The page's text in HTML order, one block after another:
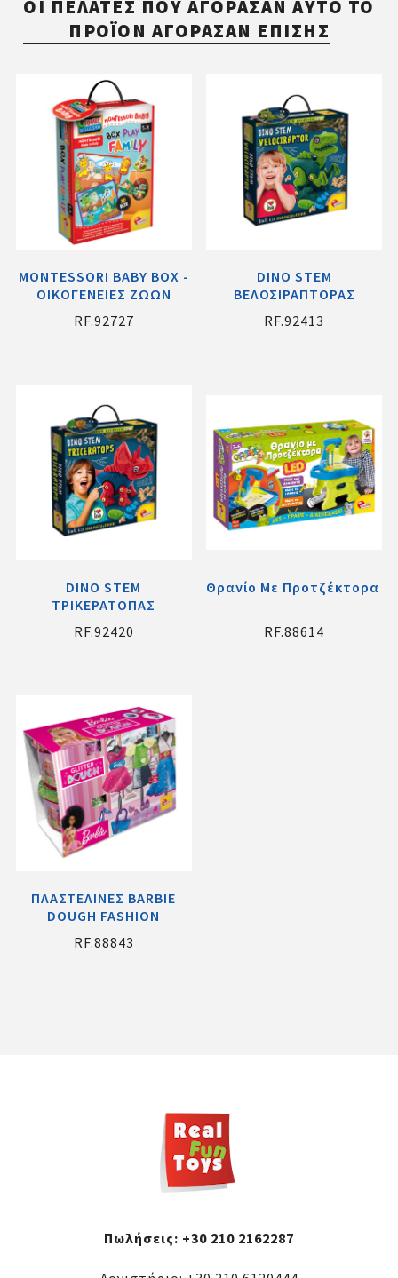
ΟΙ ΠΕΛΆΤΕΣ ΠΟΥ ΑΓΌΡΑΣΑΝ ΑΥΤΌ ΤΟ
ΠΡΟΪΌΝ ΑΓΌΡΑΣΑΝ ΕΠΊΣΗΣ
MONTESSORI BABY BOX -
ΟΙΚΟΓΕΝΕΙΕΣ ΖΩΩΝ
RF.92727
DINO STEM
ΒΕΛΟΣΙΡΑΠΤΟΡΑΣ
RF.92413
DINO STEM
ΤΡΙΚΕΡΑΤΟΠΑΣ
RF.92420
Θρανίο Με Προτζέκτορα
RF.88614
ΠΛΑΣΤΕΛΙΝΕΣ BARBIE
DOUGH FASHION
RF.88843
Πωλήσεις: +30 210 2162287